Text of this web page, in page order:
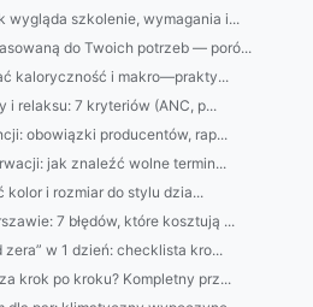
wygląda szkolenie, wymagania i...
do Twoich potrzeb — poró...
kaloryczność i makro—prakty...
i relaksu: 7 kryteriów (ANC, p...
obowiązki producentów, rap...
jak znaleźć wolne termin...
kolor i rozmiar do stylu dzia...
7 błędów, które kosztują ...
w 1 dzień: checklista kro...
krok po kroku? Kompletny prz...